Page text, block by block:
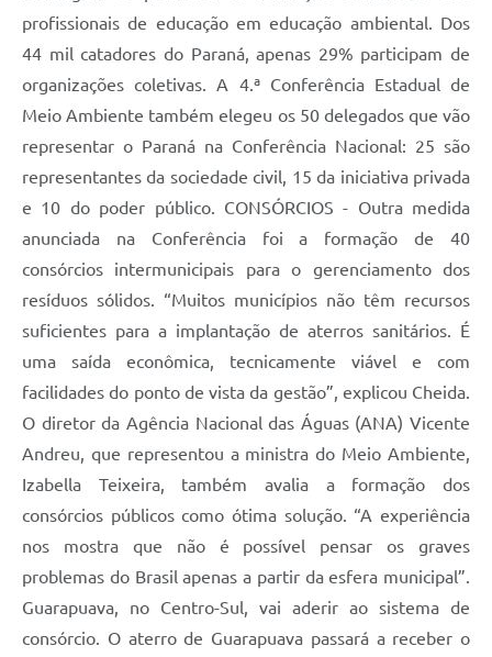
profissionais de educação em educação ambiental. Dos
44 mil catadores do Paraná, apenas 29% participam de
organizações coletivas. A 4.ª Conferência Estadual de
Meio Ambiente também elegeu os 50 delegados que vão
representar o Paraná na Conferência Nacional: 25 são
representantes da sociedade civil, 15 da iniciativa privada
e 10 do poder público. CONSÓRCIOS - Outra medida
anunciada na Conferência foi a formação de 40
consórcios intermunicipais para o gerenciamento dos
resíduos sólidos. “Muitos municípios não têm recursos
suficientes para a implantação de aterros sanitários. É
uma saída econômica, tecnicamente viável e com
facilidades do ponto de vista da gestão”, explicou Cheida.
O diretor da Agência Nacional das Águas (ANA) Vicente
Andreu, que representou a ministra do Meio Ambiente,
Izabella Teixeira, também avalia a formação dos
consórcios públicos como ótima solução. “A experiência
nos mostra que não é possível pensar os graves
problemas do Brasil apenas a partir da esfera municipal”.
Guarapuava, no Centro-Sul, vai aderir ao sistema de
consórcio. O aterro de Guarapuava passará a receber o